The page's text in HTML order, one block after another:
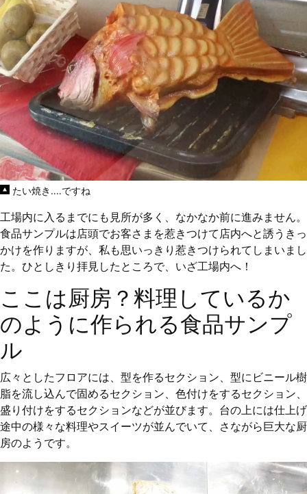
たい焼き‥‥ですね
工場内に入るまでにも見所が多く、なかなか前に進みません。
食品サンプルは店頭でお客さまを惹きつけて店内へと誘うきっ
かけを作りますが、私も思いっきり惹きつけられてしまいまし
た。ひとしきり拝見したところで、いざ工場内へ！
ここは厨房？料理しているか
のように作られる食品サンプ
ル
広々としたフロアには、型を作るセクション、型にビニール樹
脂を流し込んで固めるセクション、色付けをするセクション、
盛り付けをするセクションなどが並びます。台の上には仕上げ
途中の様々な料理やスイーツが並んでいて、さながら巨大な厨
房のようです。